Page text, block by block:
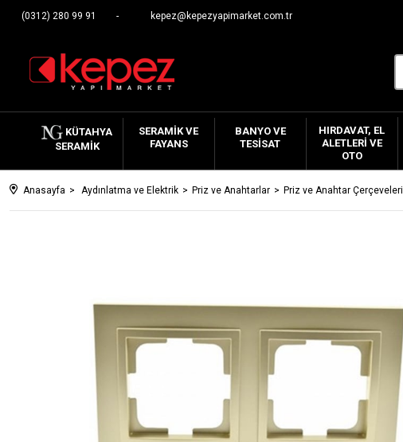
(0312) 280 99 91 kepez@kepezyapimarket.com.tr
KÜTAHYA
SERAMIK
SERAMIK VE
FAYANS
BANYO VE
TESISAT
HIRDAVAT, EL
ALETLERI VE
OTO
Anasayfa Aydınlatma ve Elektrik Priz ve Anahtarlar Priz ve Anahtar Çerçeveleri